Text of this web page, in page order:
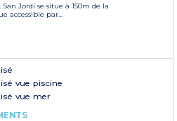
Jordí se situe à 150m de la
accessible par...
vue piscine
vue mer